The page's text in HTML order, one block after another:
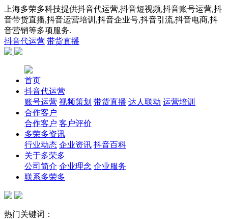
上海多荣多科技提供抖音代运营,抖音短视频,抖音账号运营,抖
音带货直播,抖音运营培训,抖音企业号,抖音引流,抖音电商,抖
音营销等多项服务.
抖音代运营 带货直播
首页
抖音代运营
账号运营 视频策划 带货直播 达人联动 运营培训
合作客户
合作客户 客户评价
多荣多资讯
行业动态 企业资讯 抖音百科
关于多荣多
公司简介 企业理念 企业服务
联系多荣多
热门关键词：